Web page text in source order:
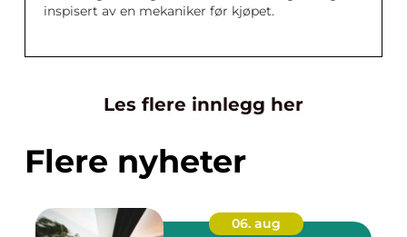
inspisert av en mekaniker før kjøpet.
Les flere innlegg her
Flere nyheter
06. aug